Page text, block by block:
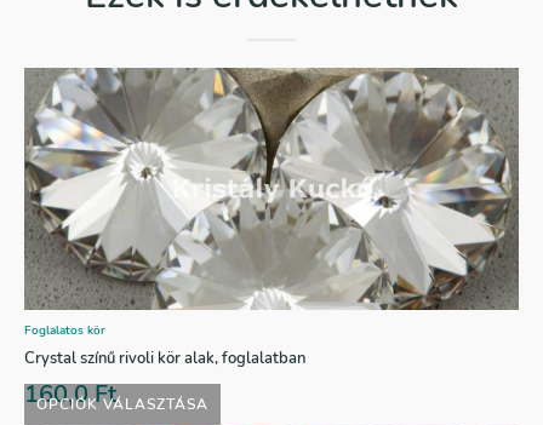
OPCIÓK VÁLASZTÁSA
Foglalatos kör
Crystal színű rivoli kör alak, foglalatban
160,0Ft